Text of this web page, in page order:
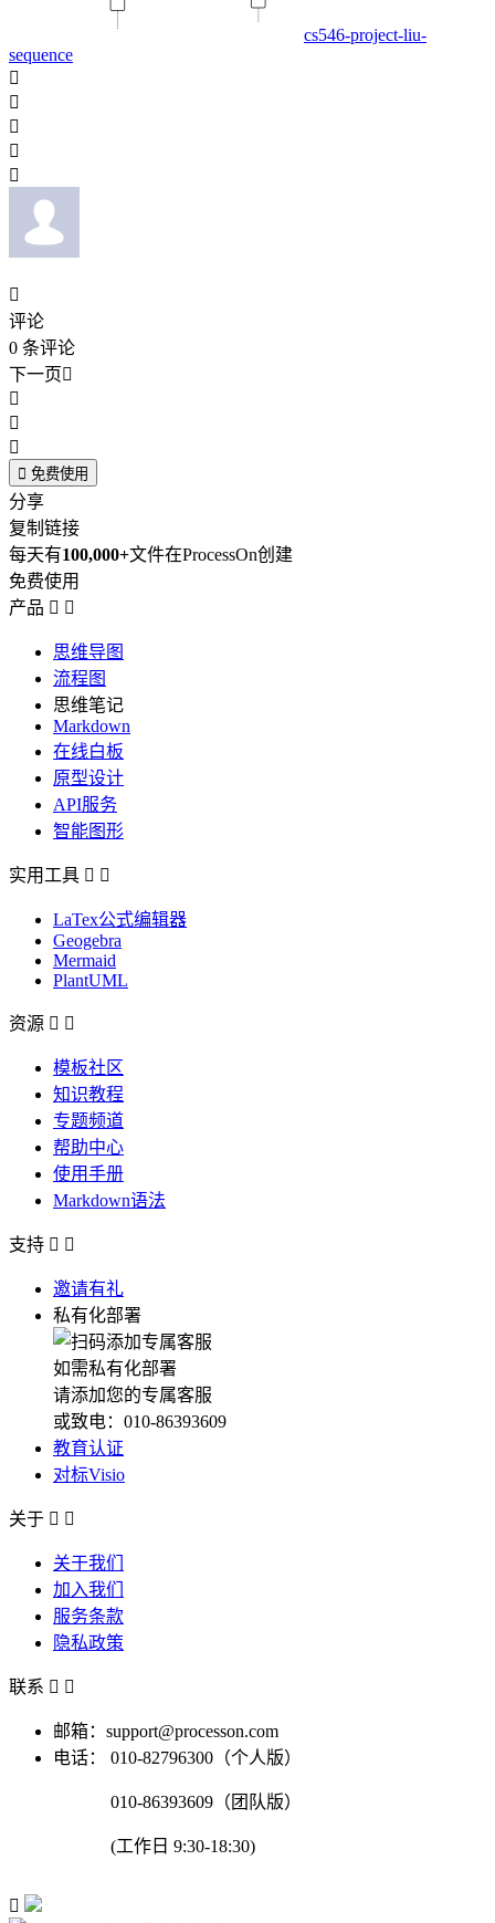
cs546-project-liu-
sequence






评论
0 条评论
下一页



 免费使用
分享
复制链接
每天有100,000+文件在ProcessOn创建
免费使用
产品  
思维导图
流程图
思维笔记
Markdown
在线白板
原型设计
API服务
智能图形
实用工具  
LaTex公式编辑器
Geogebra
Mermaid
PlantUML
资源  
模板社区
知识教程
专题频道
帮助中心
使用手册
Markdown语法
支持  
邀请有礼
私有化部署
如需私有化部署
请添加您的专属客服
或致电：010-86393609
教育认证
对标Visio
关于  
关于我们
加入我们
服务条款
隐私政策
联系  
邮箱：support@processon.com
电话：
010-82796300（个人版）
010-86393609（团队版）
(工作日 9:30-18:30)
